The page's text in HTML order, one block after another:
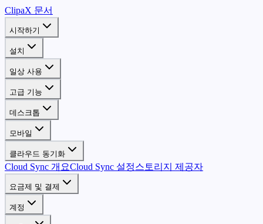
ClipaX 문서
시작하기
설치
일상 사용
고급 기능
데스크톱
모바일
클라우드 동기화
Cloud Sync 개요Cloud Sync 설정스토리지 제공자
요금제 및 결제
계정